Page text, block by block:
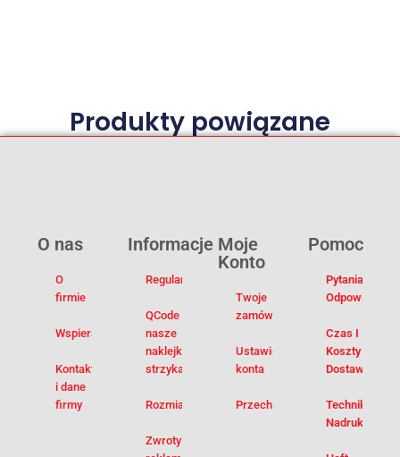
Produkty powiązane
Pomoc
Pytania I
Odpowiedzi
Czas I
Koszty
Dostawy
Techniki
Nadruku
Moje
Konto
Twoje
zamówienia
Ustawienia
konta
Przechowalnia
Informacje
Regulamin
QCode –
nasze
naklejki na
strzykawki
Rozmiarówka
Zwroty i
O nas
O
firmie
Wspieramy
Kontakt
i dane
firmy